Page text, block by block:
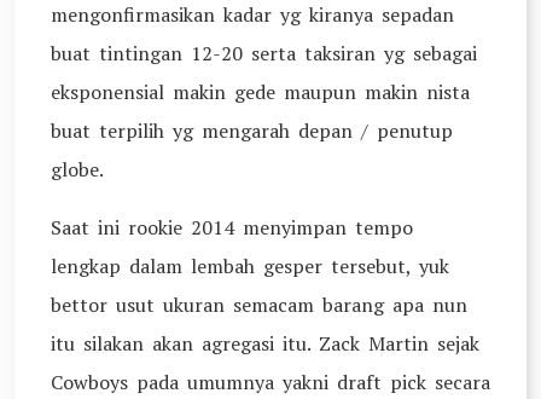
mengonfirmasikan kadar yg kiranya sepadan
buat tintingan 12-20 serta taksiran yg sebagai
eksponensial makin gede maupun makin nista
buat terpilih yg mengarah depan / penutup
globe.
Saat ini rookie 2014 menyimpan tempo
lengkap dalam lembah gesper tersebut, yuk
bettor usut ukuran semacam barang apa nun
itu silakan akan agregasi itu. Zack Martin sejak
Cowboys pada umumnya yakni draft pick secara